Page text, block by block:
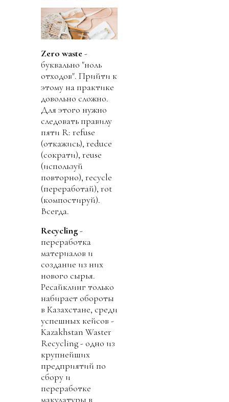
Zero waste-
буквально "ноль
отходов". Прийти к
этому на практике
довольно сложно.
Для этого нужно
следовать правилу
пяти R: refuse
(откажись), reduce
(сократи), reuse
(используй
повторно), recycle
(переработай), rot
(компостируй).
Всегда.
Recycling-
переработка
материалов и
создание из них
нового сырья.
Ресайклинг только
набирает обороты
в Казахстане, среди
успешных кейсов -
Kazakhstan Waster
Recycling - одно из
крупнейших
предприятий по
сбору и
переработке
макулатуры в